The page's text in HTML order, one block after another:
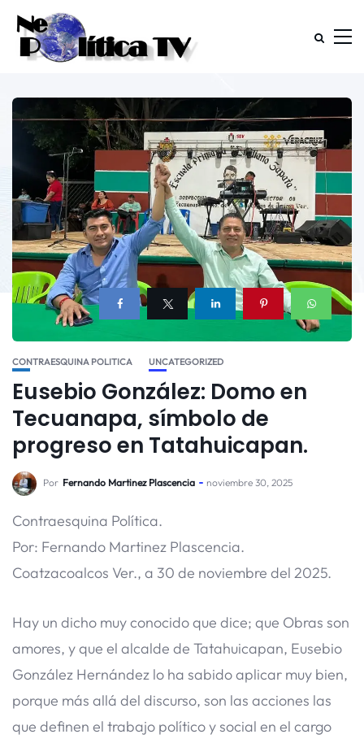
CONTRAESQUINA POLITICA UNCATEGORIZED
Eusebio González: Domo en
Tecuanapa, símbolo de
progreso en Tatahuicapan.
Por Fernando Martinez Plascencia noviembre 30, 2025
Contraesquina Política.
Por: Fernando Martinez Plascencia.
Coatzacoalcos Ver., a 30 de noviembre del 2025.
Hay un dicho muy conocido que dice; que Obras son
amores, y que el alcalde de Tatahuicapan, Eusebio
González Hernández lo ha sabido aplicar muy bien,
porque más allá del discurso, son las acciones las
que definen el trabajo político y social en el cargo